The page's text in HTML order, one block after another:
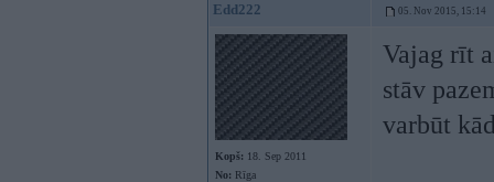
Edd222 05. Nov 2015, 15:14
Kopš: 18. Sep 2011
No: Rīga
Vajag rīt
stāv
varbūt